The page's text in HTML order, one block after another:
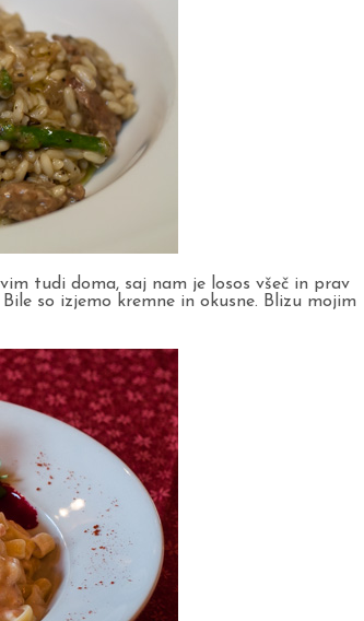
tudi doma, saj nam je losos všeč in prav
so izjemo kremne in okusne. Blizu mojim